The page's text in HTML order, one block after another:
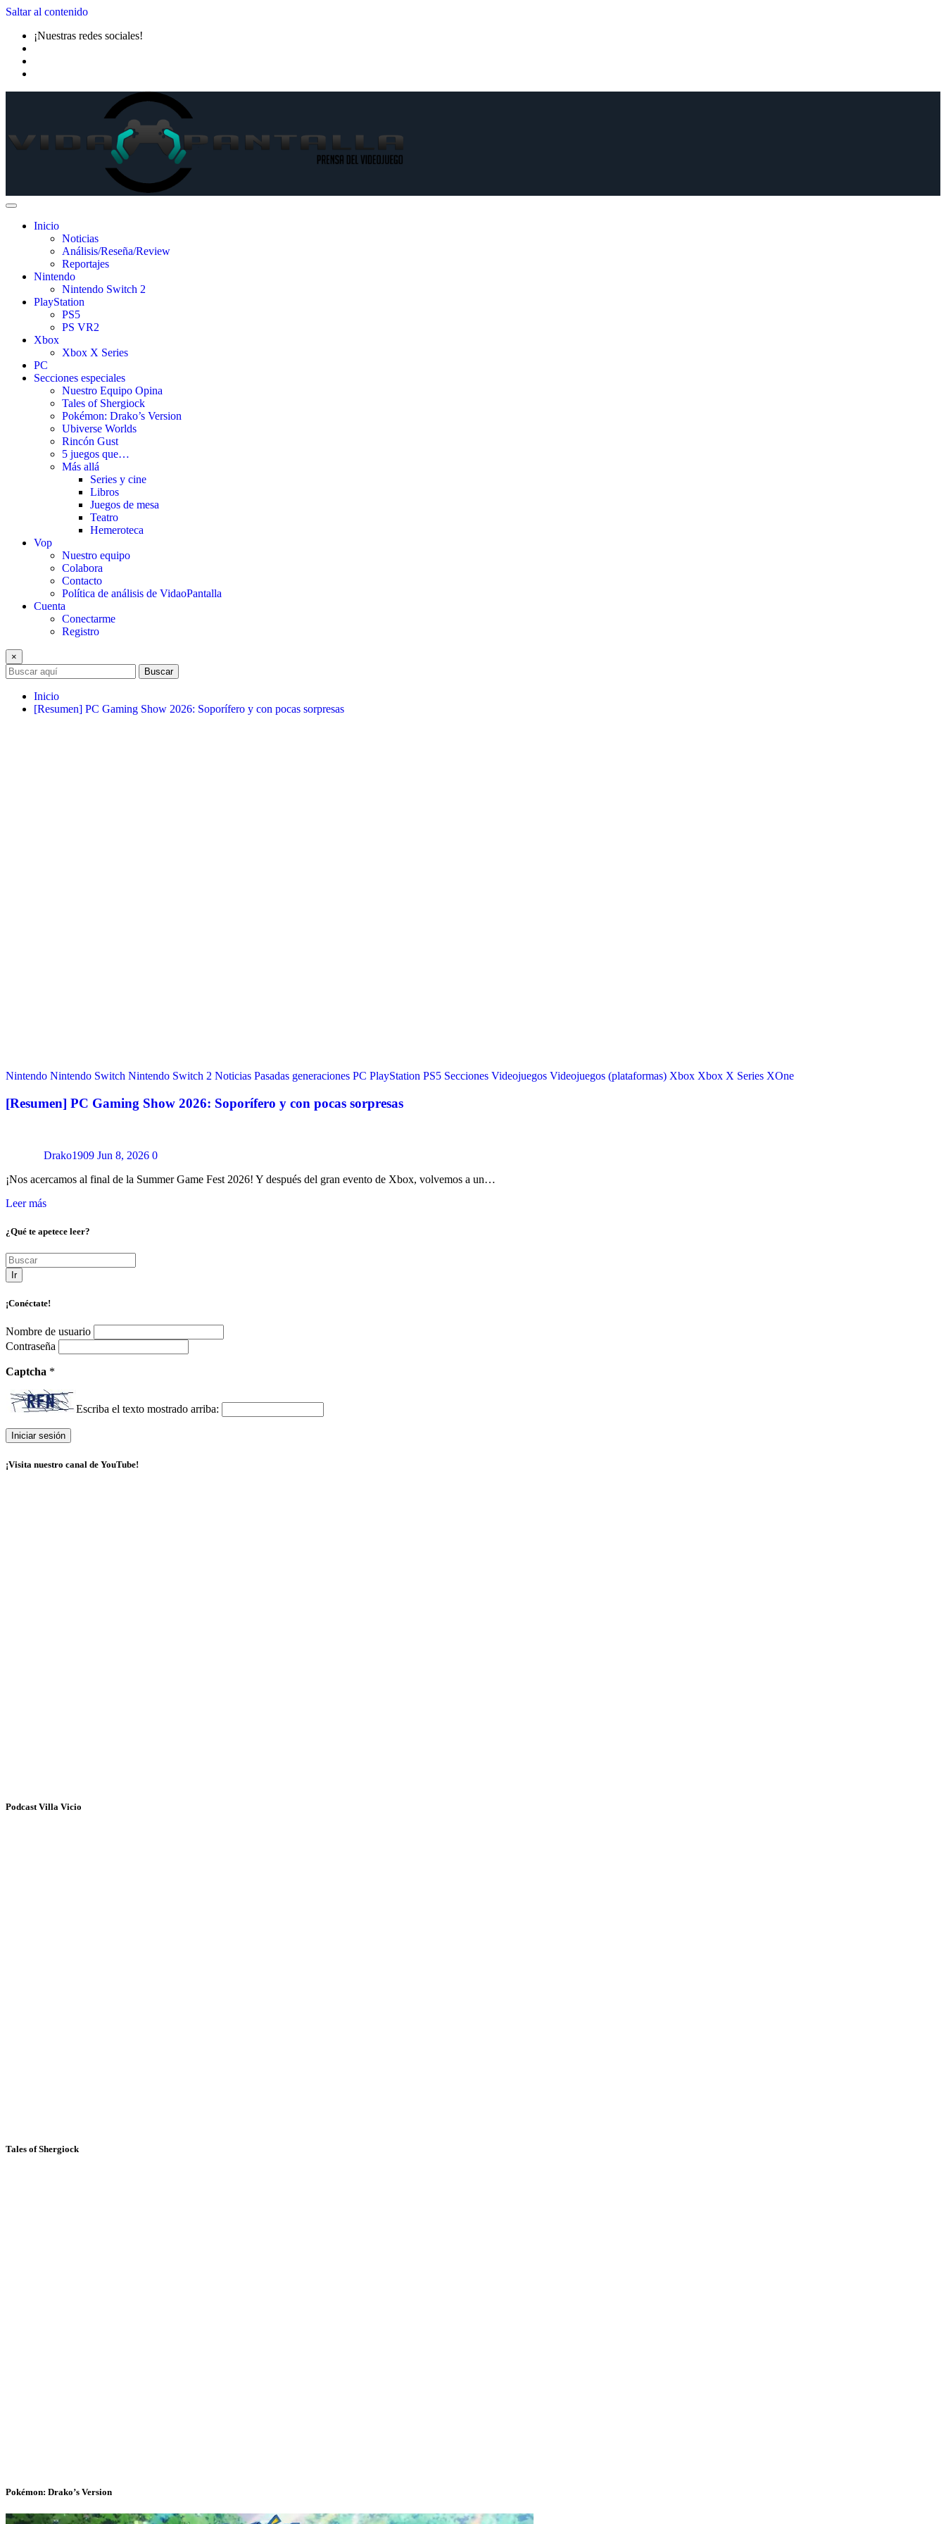
Saltar al contenido
¡Nuestras redes sociales!
Inicio
Noticias
Análisis/Reseña/Review
Reportajes
Nintendo
Nintendo Switch 2
PlayStation
PS5
PS VR2
Xbox
Xbox X Series
PC
Secciones especiales
Nuestro Equipo Opina
Tales of Shergiock
Pokémon: Drako’s Version
Ubiverse Worlds
Rincón Gust
5 juegos que…
Más allá
Series y cine
Libros
Juegos de mesa
Teatro
Hemeroteca
Vop
Nuestro equipo
Colabora
Contacto
Política de análisis de VidaoPantalla
Cuenta
Conectarme
Registro
×
Buscar
Inicio
[Resumen] PC Gaming Show 2026: Soporífero y con pocas sorpresas
Nintendo Nintendo Switch Nintendo Switch 2 Noticias Pasadas generaciones PC PlayStation PS5 Secciones Videojuegos Videojuegos (plataformas) Xbox Xbox X Series XOne
[Resumen] PC Gaming Show 2026: Soporífero y con pocas sorpresas
Drako1909 Jun 8, 2026 0
¡Nos acercamos al final de la Summer Game Fest 2026! Y después del gran evento de Xbox, volvemos a un…
Leer más
¿Qué te apetece leer?
Ir
¡Conéctate!
Nombre de usuario
Contraseña
Captcha *
Escriba el texto mostrado arriba:
¡Visita nuestro canal de YouTube!
Podcast Villa Vicio
Tales of Shergiock
Pokémon: Drako’s Version